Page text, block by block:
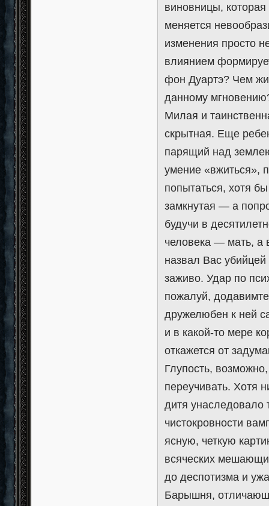
виновницы,
меняется
изменения просто
влиянием
фон Дуартэ? Чем
данному
Милая и
скрытная. Еще
парящий над
умение «вжиться»,
попытаться, хотя
замкнутая — а
будучи в
человека — мать, а
назвал Вас
заживо. Удар по
пожалуй,
дружелюбен к ней
и в какой-то мере
откажется от
Глупость,
переучивать. Хотя
дитя унаследовало
чистокровности
ясную, четкую
всяческих
до деспотизма и
Барышня,